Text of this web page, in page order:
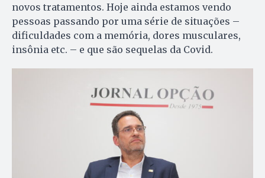
novos tratamentos. Hoje ainda estamos vendo
pessoas passando por uma série de situações –
dificuldades com a memória, dores musculares,
insônia etc. – e que são sequelas da Covid.